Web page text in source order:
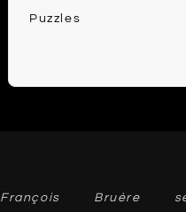
Puzzles
François Bruère